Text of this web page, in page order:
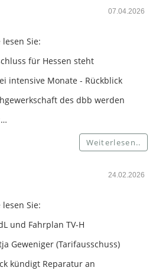
07.04.2026
Sie:
für Hessen steht
intensive Monate - Rückblick
des dbb werden
Weiterlesen..
24.02.2026
Sie:
und Fahrplan TV-H
Geweniger (Tarifausschuss)
kündigt Reparatur an